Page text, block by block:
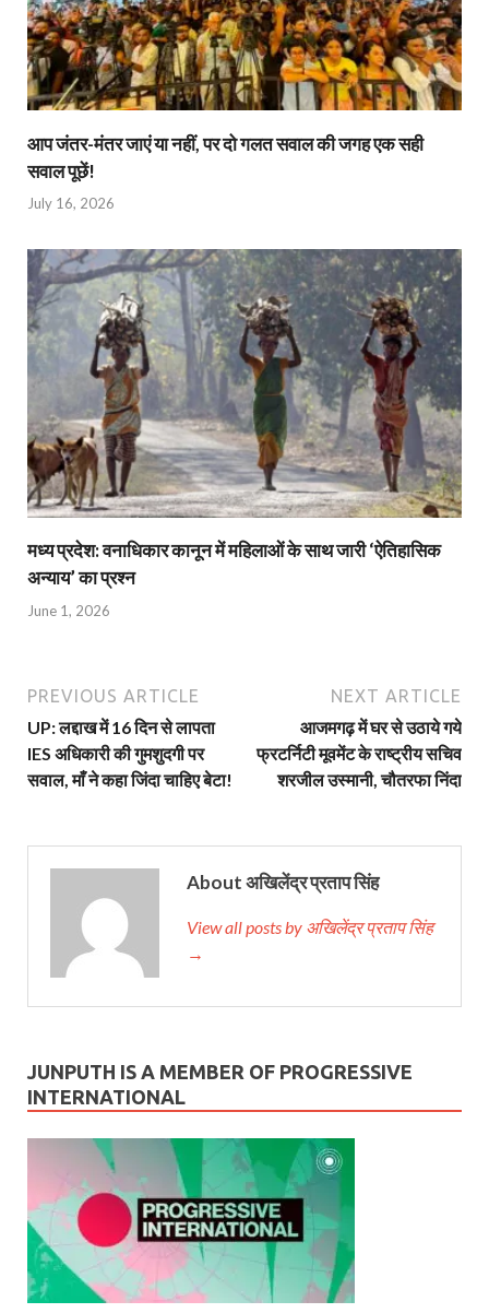
आप जंतर-मंतर जाएं या नहीं, पर दो गलत सवाल की जगह एक सही
सवाल पूछें!
July 16, 2026
मध्य प्रदेश: वनाधिकार कानून में महिलाओं के साथ जारी ‘ऐतिहासिक
अन्याय’ का प्रश्न
June 1, 2026
PREVIOUS ARTICLE
UP: लद्दाख में 16 दिन से लापता
IES अधिकारी की गुमशुदगी पर
सवाल, माँ ने कहा जिंदा चाहिए बेटा!
NEXT ARTICLE
आजमगढ़ में घर से उठाये गये
फ्रटर्निटी मूवमेंट के राष्ट्रीय सचिव
शरजील उस्मानी, चौतरफा निंदा
About अखिलेंद्र प्रताप सिंह
View all posts by अखिलेंद्र प्रताप सिंह
→
JUNPUTH IS A MEMBER OF PROGRESSIVE
INTERNATIONAL